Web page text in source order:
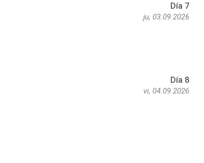
Día 7
ju, 03.09.2026
Día 8
vi, 04.09.2026